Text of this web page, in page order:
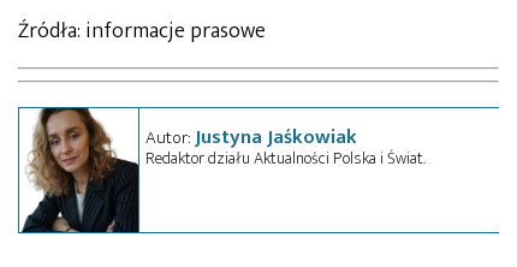
Źródła: informacje prasowe
Autor:Justyna Jaśkowiak
Redaktor działu Aktualności Polska i Świat.